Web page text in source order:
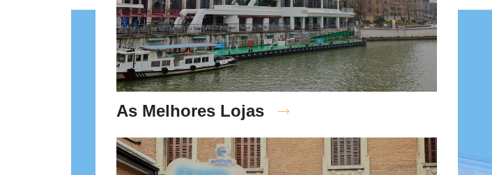
As Melhores Lojas